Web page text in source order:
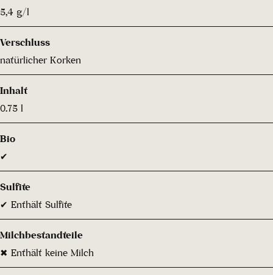
5,4 g/l
Verschluss
natürlicher Korken
Inhalt
0.75 l
Bio
✔
Sulfite
✔ Enthält Sulfite
Milchbestandteile
✖ Enthält keine Milch